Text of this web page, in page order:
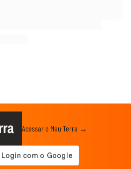
Acessar o Meu Terra →